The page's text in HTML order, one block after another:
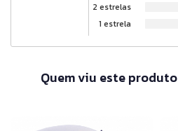
2 estrelas
1 estrela
Quem viu este